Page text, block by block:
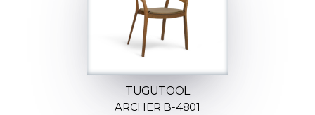
TUGUTOOL
ARCHER B-4801